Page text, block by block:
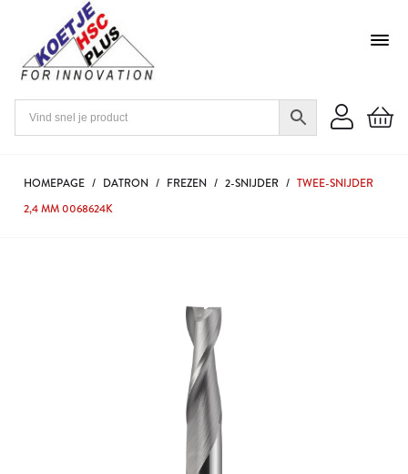
HOMEPAGE / DATRON / FREZEN / 2-SNIJDER / TWEE-SNIJDER
2,4 MM 0068624K